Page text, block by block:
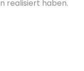
realisiert haben.